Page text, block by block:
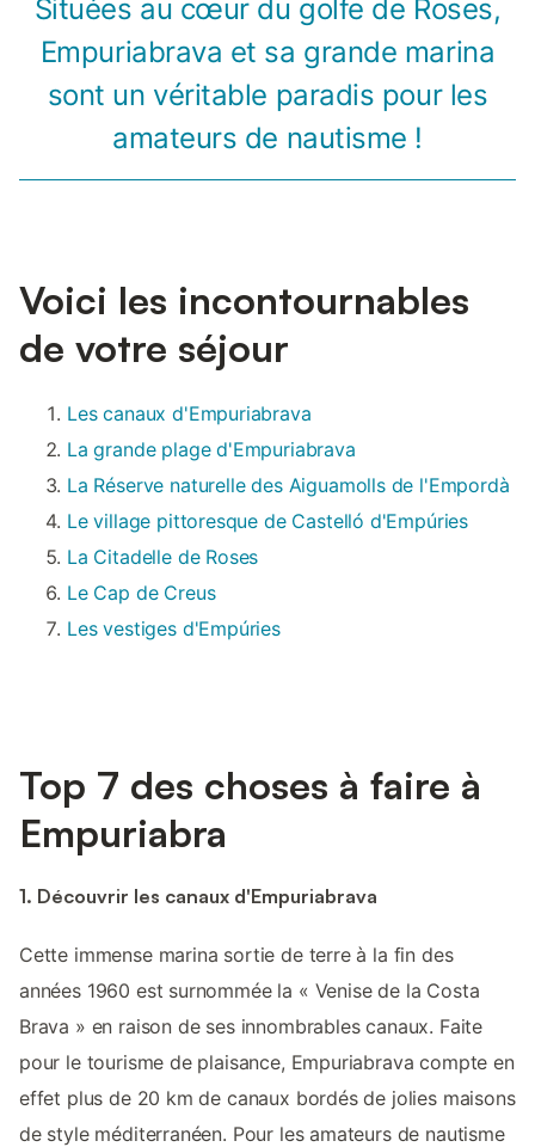
Situées au cœur du golfe de Roses,
Empuriabrava et sa grande marina
sont un véritable paradis pour les
amateurs de nautisme !
Voici les incontournables
de votre séjour
Les canaux d'Empuriabrava
La grande plage d'Empuriabrava
La Réserve naturelle des Aiguamolls de l'Empordà
Le village pittoresque de Castelló d'Empúries
La Citadelle de Roses
Le Cap de Creus
Les vestiges d'Empúries
Top 7 des choses à faire à
Empuriabra
1. Découvrir les canaux d'Empuriabrava
Cette immense marina sortie de terre à la fin des
années 1960 est surnommée la « Venise de la Costa
Brava » en raison de ses innombrables canaux. Faite
pour le tourisme de plaisance, Empuriabrava compte en
effet plus de 20 km de canaux bordés de jolies maisons
de style méditerranéen. Pour les amateurs de nautisme